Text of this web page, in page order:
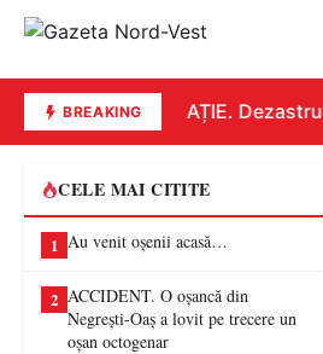
BREAKINGEDUCAȚIE. Dezastru
CELE MAI CITITE
1 Au venit oșenii acasă…
2 ACCIDENT. O oșancă din
Negrești-Oaș a lovit pe trecere un
oșan octogenar